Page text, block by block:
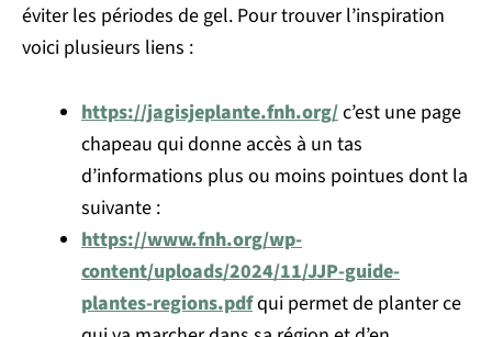
éviter les périodes de gel. Pour trouver l’inspiration
voici plusieurs liens :
https://jagisjeplante.fnh.org/c’est une page
chapeau qui donne accès à un tas
d’informations plus ou moins pointues dont la
suivante :
https://www.fnh.org/wp-
content/uploads/2024/11/JJP-guide-
plantes-regions.pdfqui permet de planter ce